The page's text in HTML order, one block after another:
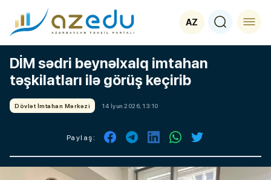
AZ
DİM sədri beynəlxalq imtahan
təşkilatları ilə görüş keçirib
Dövlət İmtahan Mərkəzi 14 İyun 2026, 13:10
Paylaş: